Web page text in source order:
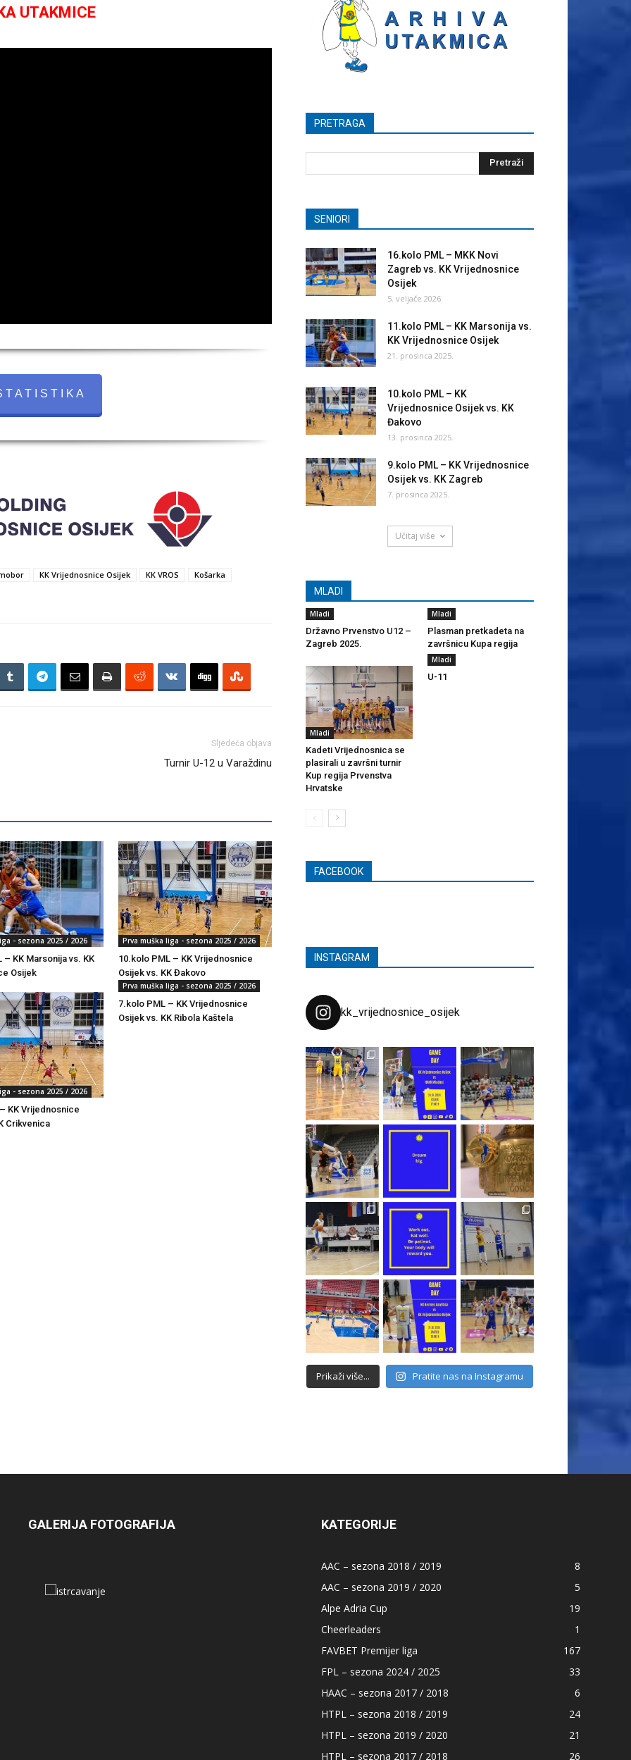
UTAKMICE
T A T I S T I K A
KK Vrijednosnice Osijek KK VROS Košarka
Sljedeća objava
Turnir U-12 u Varaždinu
- sezona 2025 / 2026
– KK Marsonija vs. KK
Osijek
Prva muška liga - sezona 2025 / 2026
10.kolo PML – KK Vrijednosnice
Osijek vs. KK Đakovo
- sezona 2025 / 2026
KK Vrijednosnice
Crikvenica
Prva muška liga - sezona 2025 / 2026
7.kolo PML – KK Vrijednosnice
Osijek vs. KK Ribola Kaštela
PRETRAGA
SENIORI
16.kolo PML – MKK Novi
Zagreb vs. KK Vrijednosnice
Osijek
5. veljače 2026.
11.kolo PML – KK Marsonija vs.
KK Vrijednosnice Osijek
21. prosinca 2025.
10.kolo PML – KK
Vrijednosnice Osijek vs. KK
Đakovo
13. prosinca 2025.
9.kolo PML – KK Vrijednosnice
Osijek vs. KK Zagreb
7. prosinca 2025.
Učitaj više
MLADI
Mladi
Državno Prvenstvo U12 –
Zagreb 2025.
Mladi
Plasman pretkadeta na
završnicu Kupa regija
Mladi
Kadeti Vrijednosnica se
plasirali u završni turnir
Kup regija Prvenstva
Hrvatske
Mladi
U-11
FACEBOOK
INSTAGRAM
kk_vrijednosnice_osijek
Prikaži više... Pratite nas na Instagramu
GALERIJA FOTOGRAFIJA KATEGORIJE
AAC – sezona 2018 / 2019
8
AAC – sezona 2019 / 2020
5
Alpe Adria Cup
19
Cheerleaders
1
FAVBET Premijer liga
167
FPL – sezona 2024 / 2025
33
HAAC – sezona 2017 / 2018
6
HTPL – sezona 2018 / 2019
24
HTPL – sezona 2019 / 2020
21
HTPL – sezona 2017 / 2018
26